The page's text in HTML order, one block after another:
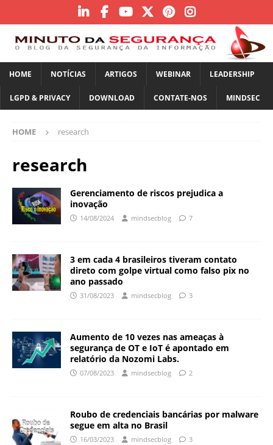
HOME NOTÍCIAS ARTIGOS WEBINAR LEADERSHIP
LGPD & PRIVACY DOWNLOAD CONTATE-NOS MINDSEC
HOME research
research
Gerenciamento de riscos prejudica a
inovação
14/08/2024 mindsecblog 7
3 em cada 4 brasileiros tiveram contato
direto com golpe virtual como falso pix no
ano passado
31/08/2023 mindsecblog 3
Aumento de 10 vezes nas ameaças à
segurança de OT e IoT é apontado em
relatório da Nozomi Labs.
07/08/2023 mindsecblog 2
Roubo de credenciais bancárias por malware
segue em alta no Brasil
16/03/2023 mindsecblog 3